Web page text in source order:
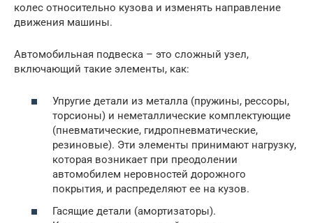
колес относительно кузова и изменять направление
движения машины.
Автомобильная подвеска – это сложный узел,
включающий такие элементы, как:
Упругие детали из металла (пружины, рессоры,
торсионы) и неметаллические комплектующие
(пневматические, гидропневматические,
резиновые). Эти элементы принимают нагрузку,
которая возникает при преодолении
автомобилем неровностей дорожного
покрытия, и распределяют ее на кузов.
Гасящие детали (амортизаторы).